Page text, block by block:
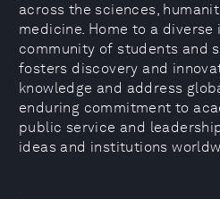
across the sciences,
medicine. Home to a
community of students and
fosters discovery and
knowledge and address
enduring commitment to
public service and
ideas and institutions